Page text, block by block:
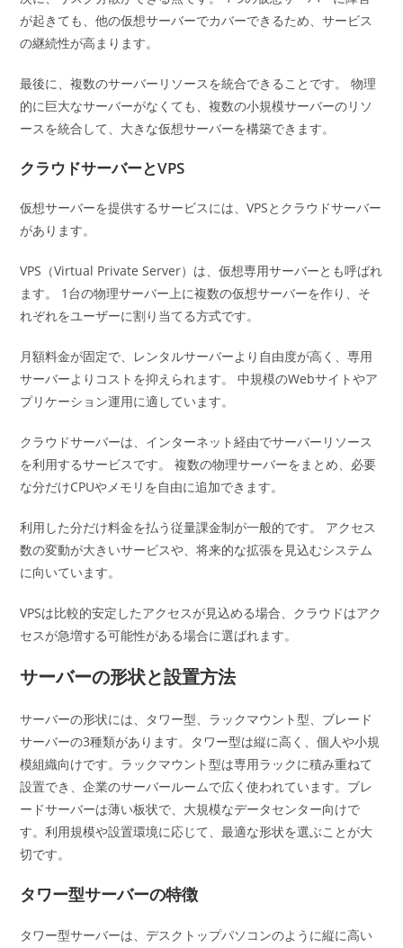
が起きても、他の仮想サーバーでカバーできるため、サービス
の継続性が高まります。
最後に、複数のサーバーリソースを統合できることです。 物理
的に巨大なサーバーがなくても、複数の小規模サーバーのリソ
ースを統合して、大きな仮想サーバーを構築できます。
クラウドサーバーとVPS
仮想サーバーを提供するサービスには、VPSとクラウドサーバー
があります。
VPS（Virtual Private Server）は、仮想専用サーバーとも呼ばれ
ます。 1台の物理サーバー上に複数の仮想サーバーを作り、そ
れぞれをユーザーに割り当てる方式です。
月額料金が固定で、レンタルサーバーより自由度が高く、専用
サーバーよりコストを抑えられます。 中規模のWebサイトやア
プリケーション運用に適しています。
クラウドサーバーは、インターネット経由でサーバーリソース
を利用するサービスです。 複数の物理サーバーをまとめ、必要
な分だけCPUやメモリを自由に追加できます。
利用した分だけ料金を払う従量課金制が一般的です。 アクセス
数の変動が大きいサービスや、将来的な拡張を見込むシステム
に向いています。
VPSは比較的安定したアクセスが見込める場合、クラウドはアク
セスが急増する可能性がある場合に選ばれます。
サーバーの形状と設置方法
サーバーの形状には、タワー型、ラックマウント型、ブレード
サーバーの3種類があります。タワー型は縦に高く、個人や小規
模組織向けです。ラックマウント型は専用ラックに積み重ねて
設置でき、企業のサーバールームで広く使われています。ブレ
ードサーバーは薄い板状で、大規模なデータセンター向けで
す。利用規模や設置環境に応じて、最適な形状を選ぶことが大
切です。
タワー型サーバーの特徴
タワー型サーバーは、デスクトップパソコンのように縦に高い